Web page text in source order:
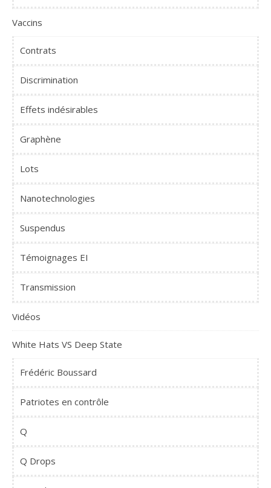
Vaccins
Contrats
Discrimination
Effets indésirables
Graphène
Lots
Nanotechnologies
Suspendus
Témoignages EI
Transmission
Vidéos
White Hats VS Deep State
Frédéric Boussard
Patriotes en contrôle
Q
Q Drops